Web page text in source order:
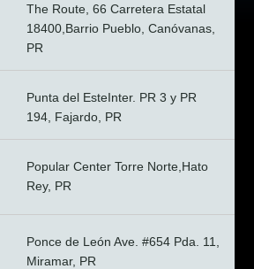
The Route, 66 Carretera Estatal
18400,Barrio Pueblo, Canóvanas,
PR
Punta del EsteInter. PR 3 y PR
194, Fajardo, PR
Popular Center Torre Norte,Hato
Rey, PR
Ponce de León Ave. #654 Pda. 11,
Miramar, PR